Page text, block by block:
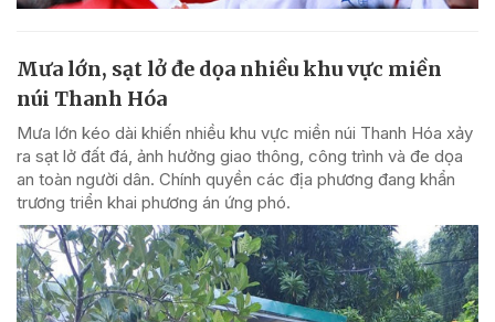
Mưa lớn, sạt lở đe dọa nhiều khu vực miền
núi Thanh Hóa
Mưa lớn kéo dài khiến nhiều khu vực miền núi Thanh Hóa xảy
ra sạt lở đất đá, ảnh hưởng giao thông, công trình và đe dọa
an toàn người dân. Chính quyền các địa phương đang khẩn
trương triển khai phương án ứng phó.